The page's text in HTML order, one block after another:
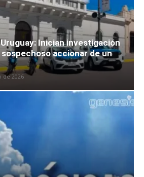
Inician investigación
accionar de un
de 2026